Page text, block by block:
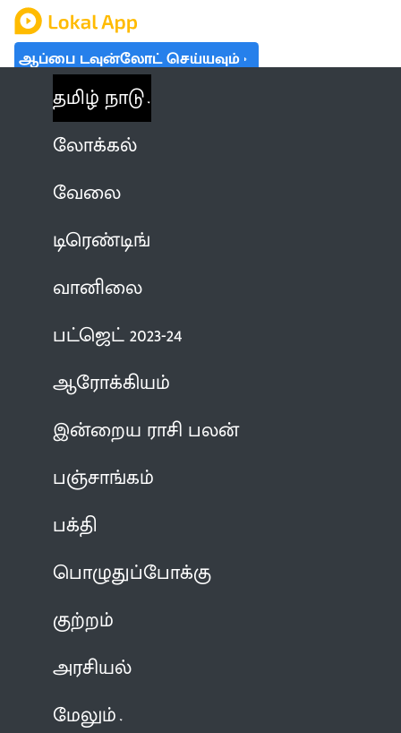
ஆப்பை டவுன்லோட் செய்யவும்
தமிழ் நாடு
லோக்கல்
வேலை
டிரெண்டிங்
வானிலை
பட்ஜெட் 2023-24
ஆரோக்கியம்
இன்றைய ராசி பலன்
பஞ்சாங்கம்
பக்தி
பொழுதுப்போக்கு
குற்றம்
அரசியல்
மேலும்